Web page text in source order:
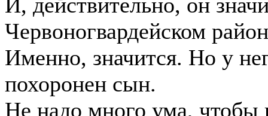
Червоногвардейском
Именно, значится. Но у
похоронен сын.
Не надо много ума,